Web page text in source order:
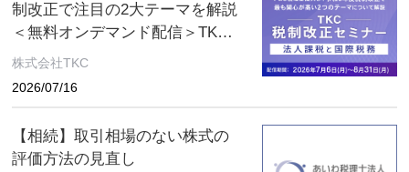
制改正で注目の2大テーマを解説
＜無料オンデマンド配信＞TKC
税制改正セミナー 2026年8月31
株式会社TKC
2026/07/16
【相続】取引相場のない株式の
評価方法の見直し